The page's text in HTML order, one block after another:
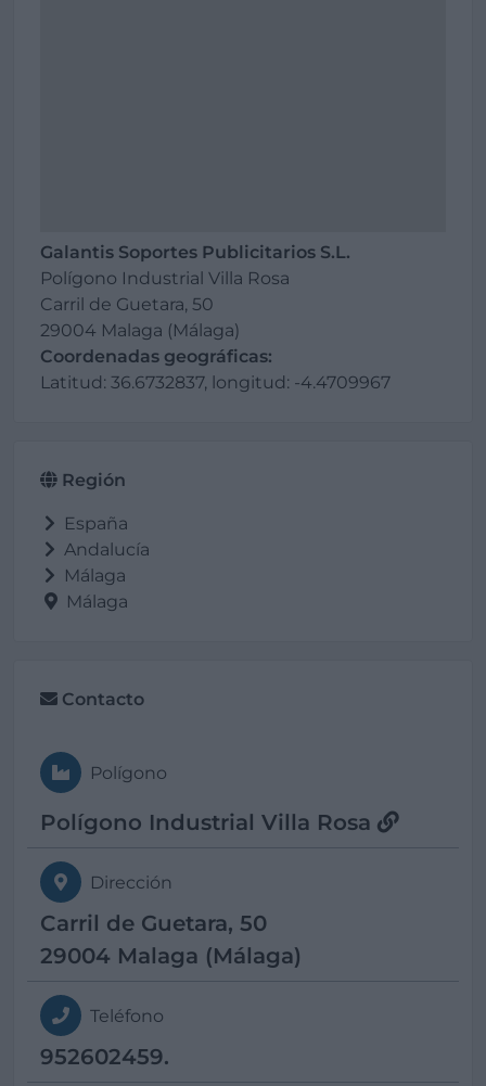
Galantis Soportes Publicitarios S.L.
Polígono Industrial Villa Rosa
Carril de Guetara, 50
29004 Malaga (Málaga)
Coordenadas geográficas:
Latitud: 36.6732837, longitud: -4.4709967
Región
España
Andalucía
Málaga
Málaga
Contacto
Polígono
Polígono Industrial Villa Rosa
Dirección
Carril de Guetara, 50
29004 Malaga (Málaga)
Teléfono
952602459.